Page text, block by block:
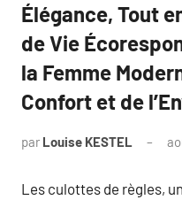
Élégance, Tout
de Vie
la Femme
Confort et de
par Louise KESTEL
Les culottes de règles,